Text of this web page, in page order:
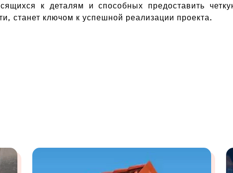
к деталям и способных предоставить
станет ключом к успешной реализации проекта.